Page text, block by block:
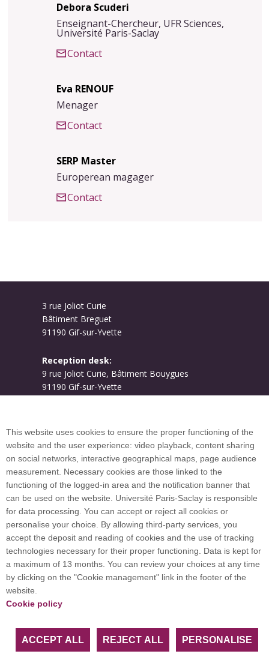
Debora Scuderi
Enseignant-Chercheur, UFR Sciences,
Université Paris-Saclay
Contact
Eva RENOUF
Menager
Contact
SERP Master
Europerean magager
Contact
3 rue Joliot Curie
Bâtiment Breguet
91190 Gif-sur-Yvette
Reception desk:
9 rue Joliot Curie, Bâtiment Bouygues
91190 Gif-sur-Yvette
Plan du site
International welcome desk
Université Paris-Saclay coordinates the EUGLOH
European University Alliance and is a member of
European and international networks: CESAER,
This website uses cookies to ensure the proper functioning of the
website and the user experience: video playback, content sharing
on social networks, interactive geographical maps, page audience
measurement. Necessary cookies are those linked to the
functioning of the logged-in area and the notification banner that
can be used on the website. Université Paris-Saclay is responsible
for data processing. You can accept or reject all cookies or
personalise your choice. By allowing third-party services, you
accept the deposit and reading of cookies and the use of tracking
technologies necessary for their proper functioning. Data is kept for
a maximum of 13 months. You can review your choices at any time
by clicking on the "Cookie management" link in the footer of the
website.
Cookie policy
ACCEPT ALL REJECT ALL PERSONALISE